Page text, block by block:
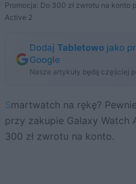
Promocja: Do 300 zł zwrotu na konto
Active 2
Dodaj Tabletowo jako
Google
Nasze artykuły będą częściej
Smartwatch na rękę? Pewnie, byle nie za drogo. Teraz
przy zakupie Galaxy Watch
300 zł zwrotu na konto.